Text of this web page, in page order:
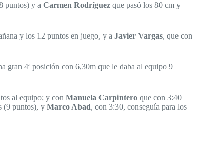
puntos) y a Carmen Rodríguez que pasó los 80 cm y
y los 12 puntos en juego, y a Javier Vargas, que con
gran 4ª posición con 6,30m que le daba al equipo 9
al equipo; y con Manuela Carpintero que con 3:40
(9 puntos), y Marco Abad, con 3:30, conseguía para los